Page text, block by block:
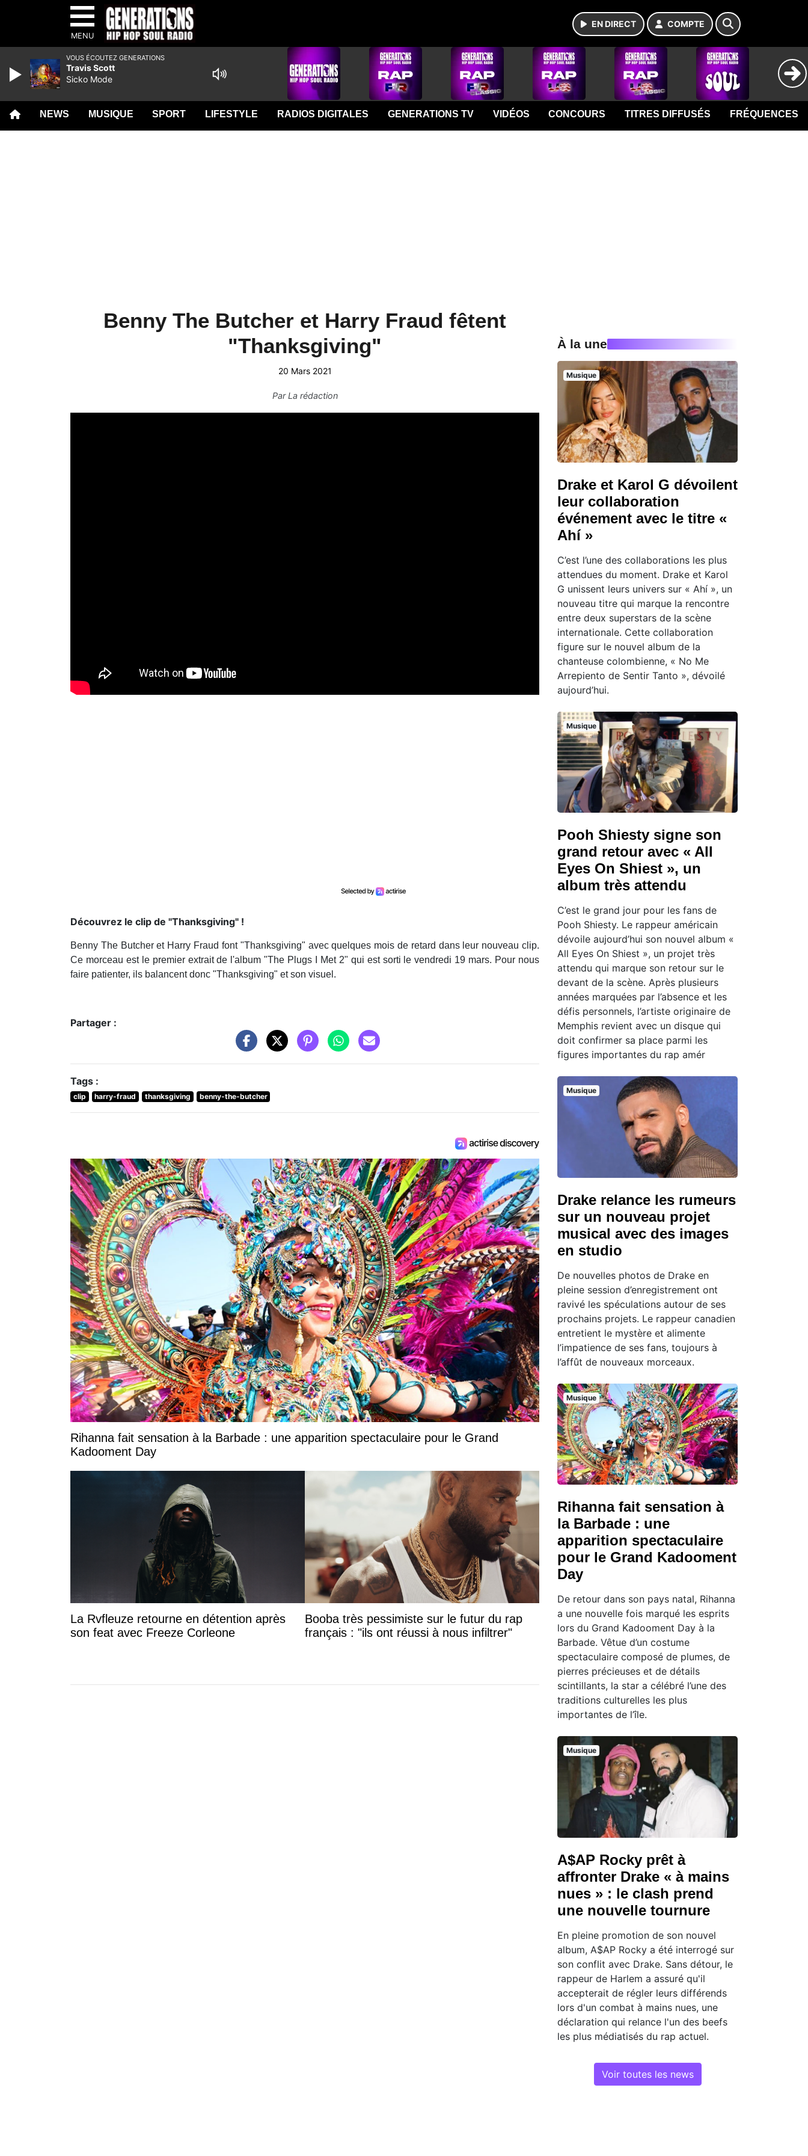
MENU
EN DIRECT COMPTE
NEWS MUSIQUE SPORT LIFESTYLE RADIOS DIGITALES GENERATIONS TV VIDÉOS CONCOURS TITRES DIFFUSÉS FRÉQUENCES
Benny The Butcher et Harry Fraud fêtent
"Thanksgiving"
20 Mars 2021
ParLa rédaction
Découvrez le clip de "Thanksgiving" !
Benny The Butcher et Harry Fraud font "Thanksgiving" avec quelques mois de retard dans leur nouveau clip.
Ce morceau est le premier extrait de l'album "The Plugs I Met 2" qui est sorti le vendredi 19 mars. Pour nous
faire patienter, ils balancent donc "Thanksgiving" et son visuel.
Partager :
Tags :
clip harry-fraud thanksgiving benny-the-butcher
Rihanna fait sensation à la Barbade : une apparition spectaculaire pour le Grand
Kadooment Day
La Rvfleuze retourne en détention après
son feat avec Freeze Corleone
Booba très pessimiste sur le futur du rap
français : "ils ont réussi à nous infiltrer"
À la une
Musique
Drake et Karol G dévoilent
leur collaboration
événement avec le titre «
Ahí »
C’est l’une des collaborations les plus
attendues du moment. Drake et Karol
G unissent leurs univers sur « Ahí », un
nouveau titre qui marque la rencontre
entre deux superstars de la scène
internationale. Cette collaboration
figure sur le nouvel album de la
chanteuse colombienne, « No Me
Arrepiento de Sentir Tanto », dévoilé
aujourd’hui.
Musique
Pooh Shiesty signe son
grand retour avec « All
Eyes On Shiest », un
album très attendu
C’est le grand jour pour les fans de
Pooh Shiesty. Le rappeur américain
dévoile aujourd’hui son nouvel album «
All Eyes On Shiest », un projet très
attendu qui marque son retour sur le
devant de la scène. Après plusieurs
années marquées par l’absence et les
défis personnels, l’artiste originaire de
Memphis revient avec un disque qui
doit confirmer sa place parmi les
figures importantes du rap amér
Musique
Drake relance les rumeurs
sur un nouveau projet
musical avec des images
en studio
De nouvelles photos de Drake en
pleine session d’enregistrement ont
ravivé les spéculations autour de ses
prochains projets. Le rappeur canadien
entretient le mystère et alimente
l’impatience de ses fans, toujours à
l’affût de nouveaux morceaux.
Musique
Rihanna fait sensation à
la Barbade : une
apparition spectaculaire
pour le Grand Kadooment
Day
De retour dans son pays natal, Rihanna
a une nouvelle fois marqué les esprits
lors du Grand Kadooment Day à la
Barbade. Vêtue d’un costume
spectaculaire composé de plumes, de
pierres précieuses et de détails
scintillants, la star a célébré l’une des
traditions culturelles les plus
importantes de l’île.
Musique
A$AP Rocky prêt à
affronter Drake « à mains
nues » : le clash prend
une nouvelle tournure
En pleine promotion de son nouvel
album, A$AP Rocky a été interrogé sur
son conflit avec Drake. Sans détour, le
rappeur de Harlem a assuré qu'il
accepterait de régler leurs différends
lors d'un combat à mains nues, une
déclaration qui relance l'un des beefs
les plus médiatisés du rap actuel.
Voir toutes les news
VOUS ÉCOUTEZ GENERATIONS
Travis Scott
Sicko Mode